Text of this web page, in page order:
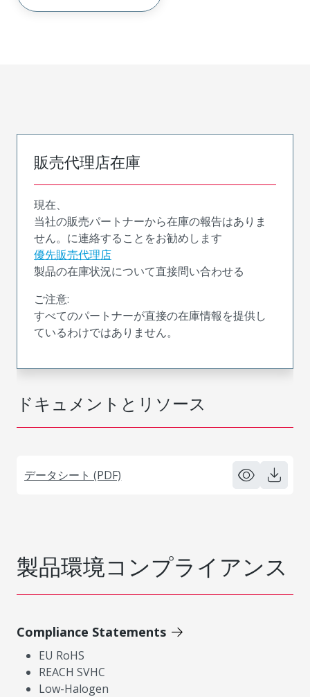
ドキュメントとリソース
データシート (PDF)
販売代理店在庫
現在、
当社の販売パートナーから在庫の報告はありま
せん。に連絡することをお勧めします
優先販売代理店
製品の在庫状況について直接問い合わせる
ご注意:
すべてのパートナーが直接の在庫情報を提供し
ているわけではありません。
製品環境コンプライアンス
Compliance Statements
EU RoHS
REACH SVHC
Low-Halogen